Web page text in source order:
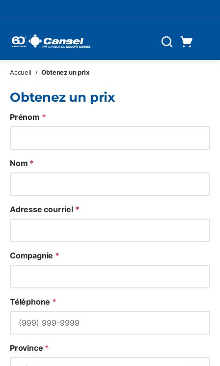
Recherche
Accueil / Obtenez un prix
Obtenez un prix
Prénom *
Nom *
Adresse courriel*
Compagnie *
Téléphone *
Province *